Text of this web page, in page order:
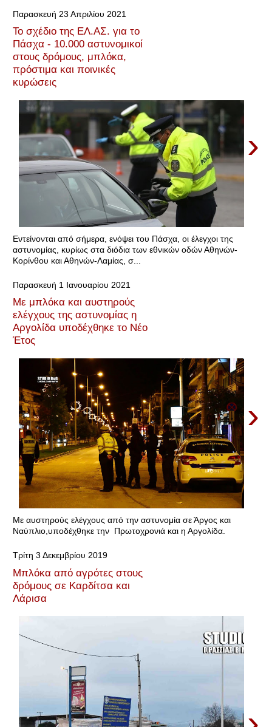
Παρασκευή 23 Απριλίου 2021
Το σχέδιο της ΕΛ.ΑΣ. για το
Πάσχα - 10.000 αστυνομικοί
στους δρόμους, μπλόκα,
πρόστιμα και ποινικές
κυρώσεις
›
Εντείνονται από σήμερα, ενόψει του Πάσχα, οι έλεγχοι της
αστυνομίας, κυρίως στα διόδια των εθνικών οδών Αθηνών-
Κορίνθου και Αθηνών-Λαμίας, σ...
Παρασκευή 1 Ιανουαρίου 2021
Με μπλόκα και αυστηρούς
ελέγχους της αστυνομίας η
Αργολίδα υποδέχθηκε το Νέο
Έτος
›
Με αυστηρούς ελέγχους από την αστυνομία σε Άργος και
Ναύπλιο,υποδέχθηκε την Πρωτοχρονιά και η Αργολίδα.
Τρίτη 3 Δεκεμβρίου 2019
Μπλόκα από αγρότες στους
δρόμους σε Καρδίτσα και
Λάρισα